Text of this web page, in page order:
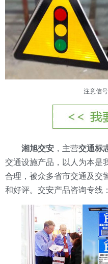
注意信
湘旭交安 ，主营交通标
交通设施产品，以人为本是
合理，被众多省市交通及交
和好评。交安产品咨询专线：